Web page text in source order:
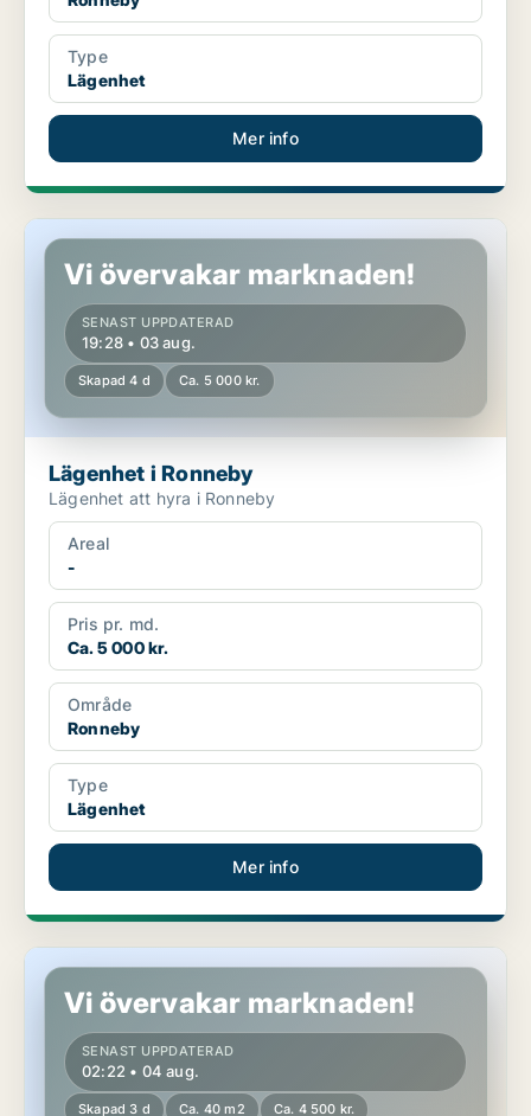
Type
Lägenhet
Mer info
Lägenhet i Ronneby
Vi övervakar marknaden!
SENAST UPPDATERAD
19:28 • 03 aug.
Skapad 4 d Ca. 5 000 kr.
Lägenhet i Ronneby
Lägenhet att hyra i Ronneby
Areal
-
Pris pr. md.
Ca. 5 000 kr.
Område
Ronneby
Type
Lägenhet
Mer info
Lägenhet i Ronneby
Vi övervakar marknaden!
SENAST UPPDATERAD
02:22 • 04 aug.
Skapad 3 d Ca. 40 m2 Ca. 4 500 kr.